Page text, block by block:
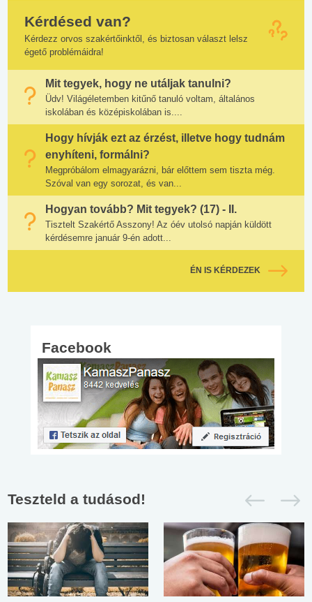
Kérdésed van?
Kérdezz orvos szakértőinktől, és biztosan választ lelsz
égető problémáidra!
Mit tegyek, hogy ne utáljak tanulni?
Üdv! Világéletemben kitűnő tanuló voltam, általános
iskolában és középiskolában is....
Hogy hívják ezt az érzést, illetve hogy tudnám
enyhíteni, formálni?
Megpróbálom elmagyarázni, bár előttem sem tiszta még.
Szóval van egy sorozat, és van...
Hogyan tovább? Mit tegyek? (17) - II.
Tisztelt Szakértő Asszony! Az óév utolsó napján küldött
kérdésemre január 9-én adott...
ÉN IS KÉRDEZEK
Facebook
Teszteld a tudásod!